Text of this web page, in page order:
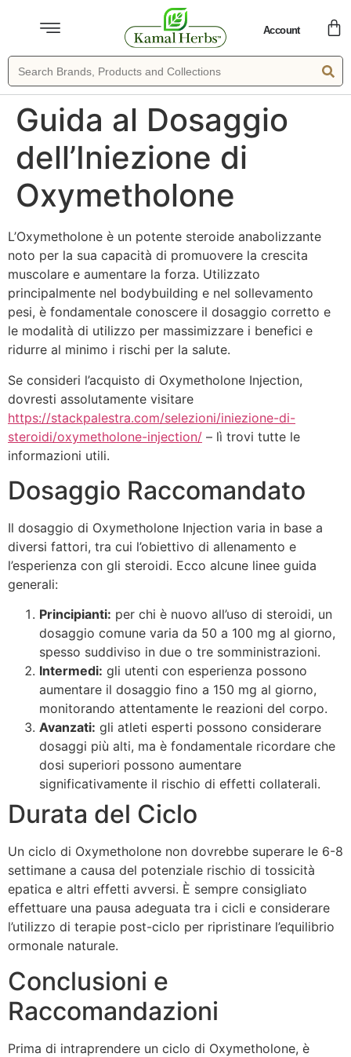
Account
Guida al Dosaggio
dell’Iniezione di
Oxymetholone
L’Oxymetholone è un potente steroide anabolizzante
noto per la sua capacità di promuovere la crescita
muscolare e aumentare la forza. Utilizzato
principalmente nel bodybuilding e nel sollevamento
pesi, è fondamentale conoscere il dosaggio corretto e
le modalità di utilizzo per massimizzare i benefici e
ridurre al minimo i rischi per la salute.
Se consideri l’acquisto di Oxymetholone Injection,
dovresti assolutamente visitare
https://stackpalestra.com/selezioni/iniezione-di-
steroidi/oxymetholone-injection/ – lì trovi tutte le
informazioni utili.
Dosaggio Raccomandato
Il dosaggio di Oxymetholone Injection varia in base a
diversi fattori, tra cui l’obiettivo di allenamento e
l’esperienza con gli steroidi. Ecco alcune linee guida
generali:
Principianti: per chi è nuovo all’uso di steroidi, un
dosaggio comune varia da 50 a 100 mg al giorno,
spesso suddiviso in due o tre somministrazioni.
Intermedi: gli utenti con esperienza possono
aumentare il dosaggio fino a 150 mg al giorno,
monitorando attentamente le reazioni del corpo.
Avanzati: gli atleti esperti possono considerare
dosaggi più alti, ma è fondamentale ricordare che
dosi superiori possono aumentare
significativamente il rischio di effetti collaterali.
Durata del Ciclo
Un ciclo di Oxymetholone non dovrebbe superare le 6-8
settimane a causa del potenziale rischio di tossicità
epatica e altri effetti avversi. È sempre consigliato
effettuare una pausa adeguata tra i cicli e considerare
l’utilizzo di terapie post-ciclo per ripristinare l’equilibrio
ormonale naturale.
Conclusioni e
Raccomandazioni
Prima di intraprendere un ciclo di Oxymetholone, è